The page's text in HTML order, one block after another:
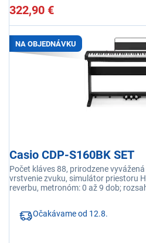
322,90 €
NA OBJEDNÁVKU
Casio CDP-S160BK SET
Počet kláves 88, prirodzene
vrstvenie zvuku, simulátor priestoru
reverbu, metronóm: 0 až 9 dob;
Očakávame od 12.8.